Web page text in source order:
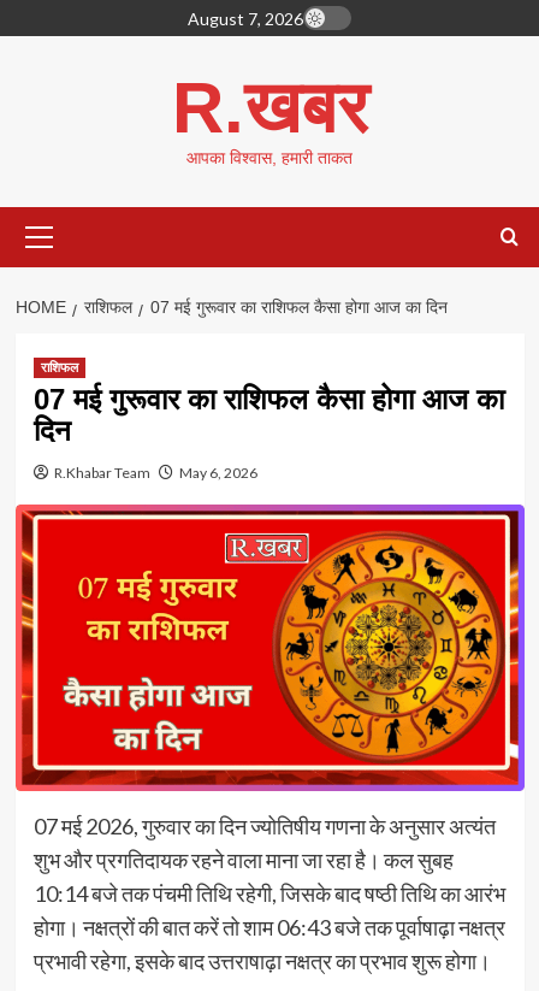
to
August 7, 2026
R.खबर
आपका विश्वास, हमारी ताकत
Menu
HOME राशिफल 07 मई गुरूवार का राशिफल कैसा होगा आज का दिन
राशिफल
07 मई गुरूवार का राशिफल कैसा होगा आज का
दिन
R.Khabar Team May 6, 2026
07 मई 2026, गुरुवार का दिन ज्योतिषीय गणना के अनुसार अत्यंत
शुभ और प्रगतिदायक रहने वाला माना जा रहा है। कल सुबह
10:14 बजे तक पंचमी तिथि रहेगी, जिसके बाद षष्ठी तिथि का आरंभ
होगा। नक्षत्रों की बात करें तो शाम 06:43 बजे तक पूर्वाषाढ़ा नक्षत्र
प्रभावी रहेगा, इसके बाद उत्तराषाढ़ा नक्षत्र का प्रभाव शुरू होगा।